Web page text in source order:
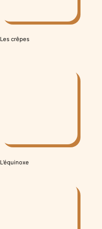
Les crêpes
L’équinoxe